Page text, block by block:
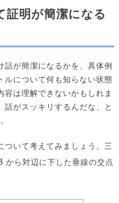
証明が簡潔になる
話が簡潔になるかを、具体例
ルについて何も知らない状態
容は理解できないかもしれま
話がスッキリするんだな、と
ついて考えてみましょう。三
から対辺に下した垂線の交点